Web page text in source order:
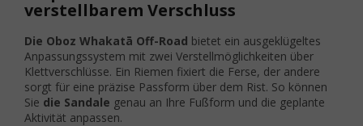
verstellbarem Verschluss
Die Oboz Whakatā Off-Road bietet ein ausgeklügeltes
Anpassungssystem mit zwei Verstellmöglichkeiten über
Klettverschlüsse. Ein Riemen fixiert die Ferse, der andere
sorgt für eine präzise Passform über dem Rist. So können
Sie die Sandale genau an Ihre Fußform und die geplante
Aktivität anpassen.